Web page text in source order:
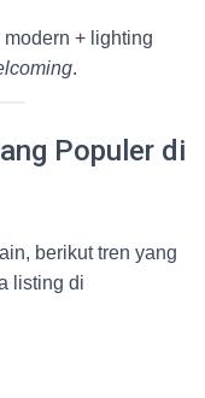
+ lighting
.
Populer di
berikut tren yang
listing di